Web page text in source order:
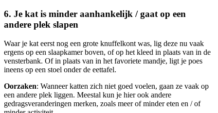
6. Je kat is minder aanhankelijk / gaat op een
andere plek slapen
Waar je kat eerst nog een grote knuffelkont was, lig deze nu vaak
ergens op een slaapkamer boven, of op het kleed in plaats van in de
vensterbank. Of in plaats van in het favoriete mandje, ligt je poes
ineens op een stoel onder de eettafel.
Oorzaken: Wanneer katten zich niet goed voelen, gaan ze vaak op
een andere plek liggen. Meestal kun je hier ook andere
gedragsveranderingen merken, zoals meer of minder eten en / of